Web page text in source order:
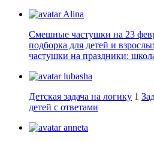
Alina
Смешные частушки на 23
подборка для детей и
частушки на праздники:
lubasha
Детская задача на логику 1
детей с ответами
anneta